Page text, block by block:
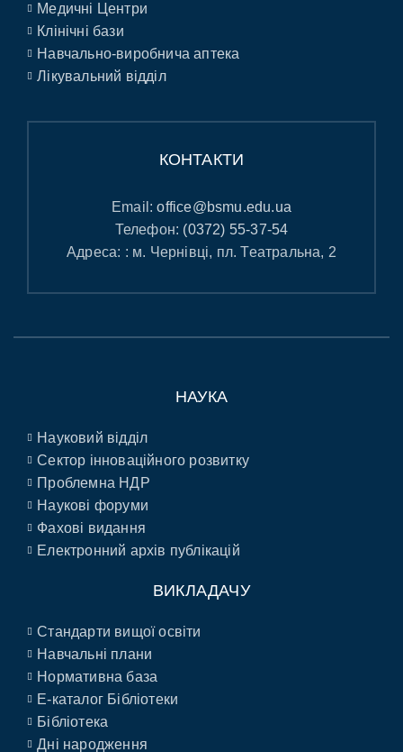
Медичні Центри
Клінічні бази
Навчально-виробнича аптека
Лікувальний відділ
КОНТАКТИ
Email:office@bsmu.edu.ua
Телефон: (0372) 55-37-54
Адреса: : м. Чернівці, пл. Театральна, 2
НАУКА
Науковий відділ
Сектор інноваційного розвитку
Проблемна НДР
Наукові форуми
Фахові видання
Електронний архів публікацій
ВИКЛАДАЧУ
Стандарти вищої освіти
Навчальні плани
Нормативна база
E-каталог Бібліотеки
Бібліотека
Дні народження